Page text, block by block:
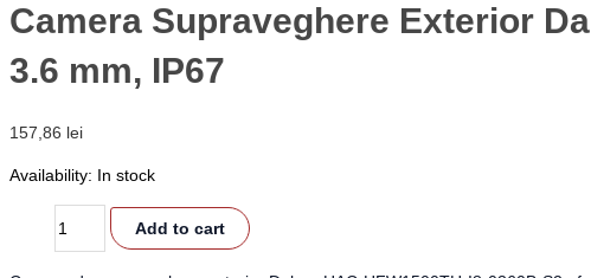
Camera Supraveghere Exterior
3.6 mm, IP67
157,86 lei
Availability: In stock
Add to cart